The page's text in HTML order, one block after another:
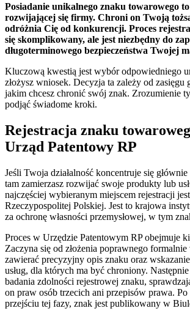
Posiadanie unikalnego znaku towarowego
rozwijającej się firmy. Chroni on Twoją
odróżnia Cię od konkurencji. Proces
się skomplikowany, ale jest niezbędny do
długoterminowego bezpieczeństwa Twojej
Kluczową kwestią jest wybór odpowiedniego
złożysz wniosek. Decyzja ta zależy od zasięgu
jakim chcesz chronić swój znak. Zrozumienie
podjąć świadome kroki.
Rejestracja znaku
Urząd Patentowy RP
Jeśli Twoja działalność koncentruje się
tam zamierzasz rozwijać swoje produkty lub
najczęściej wybieranym miejscem rejestracji
Rzeczypospolitej Polskiej. Jest to krajowa
za ochronę własności przemysłowej, w tym
Proces w Urzędzie Patentowym RP obejmuje
Zaczyna się od złożenia poprawnego
zawierać precyzyjny opis znaku oraz
usług, dla których ma być chroniony.
badania zdolności rejestrowej znaku,
on praw osób trzecich ani przepisów prawa.
przejściu tej fazy, znak jest publikowany w